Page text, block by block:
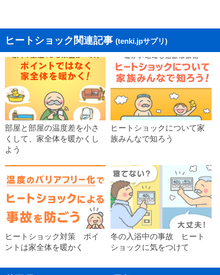
ヒートショック関連記事 (tenki.jpサプリ)
部屋と部屋の温度差を小さ
くして、家全体を暖かくし
よう
ヒートショックについて家
族みんなで知ろう
ヒートショック対策 ポイ
ントは家全体を暖かく
冬の入浴中の事故 ヒート
ショックに気をつけて